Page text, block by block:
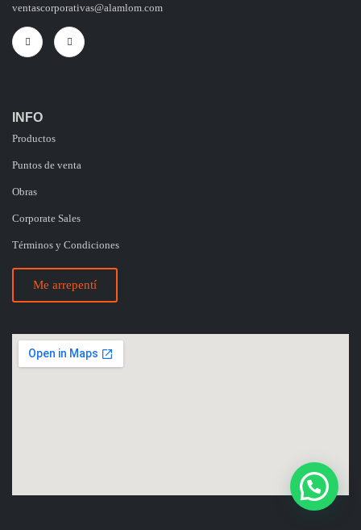
ventascorporativas@alamlom.com
INFO
Productos
Puntos de venta
Obras
Corporate Sales
Términos y Condiciones
Me arrepentí